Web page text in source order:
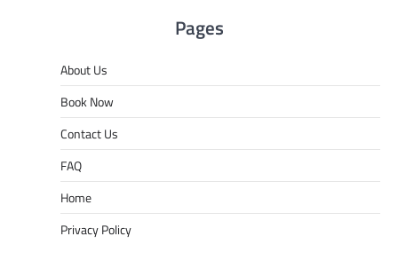
Pages
About Us
Book Now
Contact Us
FAQ
Home
Privacy Policy